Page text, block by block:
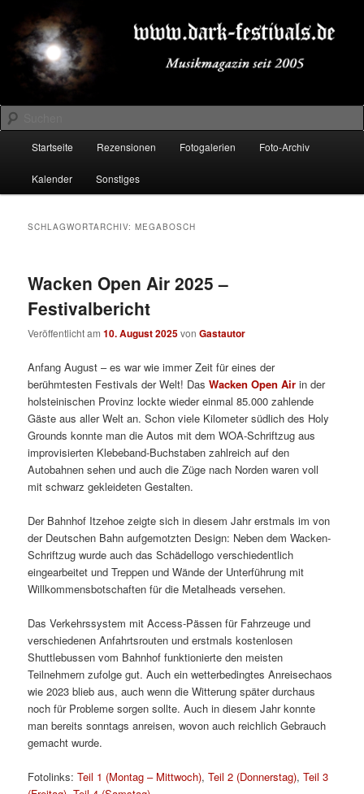
primären
Inhalt
springen
sekundären
Inhalt
springenDARK-FESTIVALS.DE
Suchen
Startseite Rezensionen Fotogalerien Foto-Archiv
Kalender Sonstiges
SCHLAGWORTARCHIV:MEGABOSCH
Wacken Open Air 2025 –
Festivalbericht
Veröffentlicht am10. August 2025vonGastautor
Anfang August – es war wie immer Zeit für eines der
berühmtesten Festivals der Welt! DasWacken Open Air in der
holsteinischen Provinz lockte wieder einmal 85.000 zahlende
Gäste aus aller Welt an. Schon viele Kilometer südlich des Holy
Grounds konnte man die Autos mit dem WOA-Schriftzug aus
improvisierten Klebeband-Buchstaben zahlreich auf den
Autobahnen sehen und auch die Züge nach Norden waren voll
mit schwarz gekleideten Gestalten.
Der Bahnhof Itzehoe zeigte sich in diesem Jahr erstmals im von
der Deutschen Bahn aufgemotzten Design: Neben dem Wacken-
Schriftzug wurde auch das Schädellogo verschiedentlich
eingearbeitet und Treppen und Wände der Unterführung mit
Willkommensbotschaften für die Metalheads versehen.
Das Verkehrssystem mit Access-Pässen für Fahrzeuge und
verschiedenen Anfahrtsrouten und erstmals kostenlosen
Shuttlebussen vom Bahnhof funktionierte den meisten
Teilnehmern zufolge gut. Auch ein wetterbedingtes Anreisechaos
wie 2023 blieb aus, auch wenn die Witterung später durchaus
noch für Probleme sorgen sollte. Auch in diesem Jahr konnte
man bereits sonntags anreisen, wovon auch reichlich Gebrauch
gemacht wurde.
Fotolinks:Teil 1 (Montag – Mittwoch),Teil 2 (Donnerstag),Teil 3